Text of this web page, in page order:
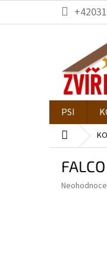
obsah
PSI
Domů
Průměrné